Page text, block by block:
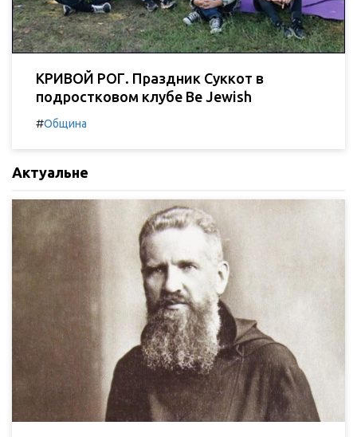
КРИВОЙ РОГ. Праздник Суккот в
подростковом клубе Be Jewish
#Община
Актуальне